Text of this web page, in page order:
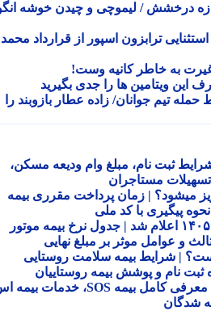
درخشش / لیموچی و چیدن خوشه انگور
سود استثنایی ترابزون اسپور از قرارداد محمد
ویتامین ها را جدی بگیرید
جوانان/ زاده عطار بازوبند را
مسکن ۱۴۰۵ | شرایط ثبت نام، مبلغ وام ودیعه مسکن،
مستاجران
| زمان پرداخت مقرری بیمه
قیمت بیمه موتور سیکلت ۱۴۰۵ اعلام شد | جدول نرخ بیمه موتور
عوامل موثر بر مبلغ نهایی
| شرایط بیمه سلامت روستایی
بیمه اس او اس چیست؟ | معرفی کامل بیمه SOS، خدمات بیمه اس